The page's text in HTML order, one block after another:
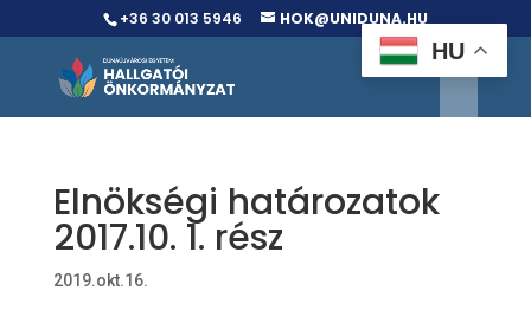
+36 30 013 5946 HOK@UNIDUNA.HU
Elnökségi határozatok
2017.10. 1. rész
2019.okt.16.
HU